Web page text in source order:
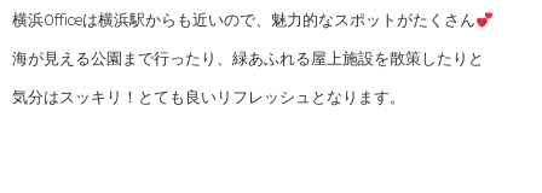
横浜Officeは横浜駅からも近いので、魅力的なスポットがたくさん
海が見える公園まで行ったり、緑あふれる屋上施設を散策したりと
気分はスッキリ！とても良いリフレッシュとなります。